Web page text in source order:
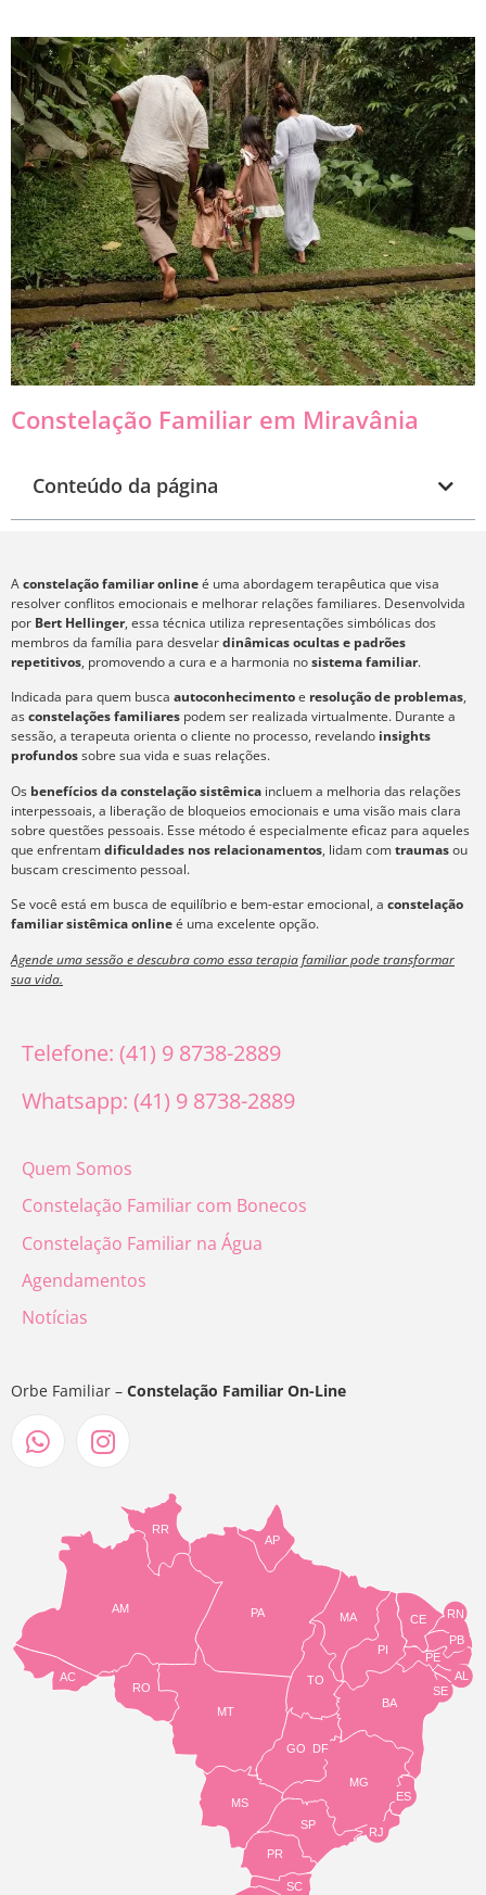
Constelação Familiar em Miravânia
Conteúdo da página
Aconstelação familiar onlineé uma abordagem terapêutica que visa
resolver conflitos emocionais e melhorar relações familiares. Desenvolvida
por Bert Hellinger, essa técnica utiliza representações simbólicas dos
membros da família para desvelardinâmicas ocultas e padrões
repetitivos, promovendo a cura e a harmonia nosistema familiar.
Indicada para quem busca autoconhecimentoe resolução de problemas,
asconstelações familiares podem ser realizada virtualmente. Durante a
sessão, a terapeuta orienta o cliente no processo, revelando insights
profundossobre sua vida e suas relações.
Os benefícios da constelação sistêmica incluem a melhoria das relações
interpessoais, a liberação de bloqueios emocionais e uma visão mais clara
sobre questões pessoais. Esse método é especialmente eficaz para aqueles
que enfrentamdificuldades nos relacionamentos, lidam comtraumasou
buscam crescimento pessoal.
Se você está em busca de equilíbrio e bem-estar emocional, a constelação
familiar sistêmica onlineé uma excelente opção.
Agende uma sessão e descubra como essa terapia familiar pode transformar
sua vida.
Telefone: (41) 9 8738-2889
Whatsapp: (41) 9 8738-2889
Quem Somos
Constelação Familiar com Bonecos
Constelação Familiar na Água
Agendamentos
Notícias
Orbe Familiar – Constelação Familiar On-Line
TO
BA
SE
PE
AL
RN
CE
PI
MA
AP
PA
RR
AM
AC
RO
MT
MS
GO
PR
SC
SP
MG
RJ
ES
DF
PB